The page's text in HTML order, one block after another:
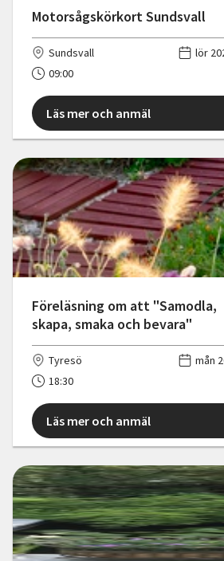
Motorsågskörkort Sundsvall
Sundsvall
lör
09:00
Läs mer och anmäl
Föreläsning om att "Samodla,
skapa, smaka och bevara"
Tyresö
mån
18:30
Läs mer och anmäl